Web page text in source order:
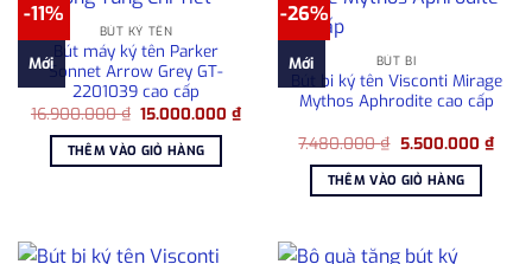
-11%
Mới
BÚT KÝ TÊN
Bút máy ký tên Parker
Sonnet Arrow Grey GT-
2201039 cao cấp
16.900.000₫ Giá
là:
16.900.000 ₫.
15.000.000₫Giá
hiện
15.000.000 ₫.
THÊM VÀO GIỎ HÀNG
-26%
Mới BÚT BI
Bút bi ký tên Visconti Mirage
Mythos Aphrodite cao cấp
7.480.000₫ Giá
là:
7.480.000 ₫.
5.500.000 ₫Giá
hiện
THÊM VÀO GIỎ HÀNG